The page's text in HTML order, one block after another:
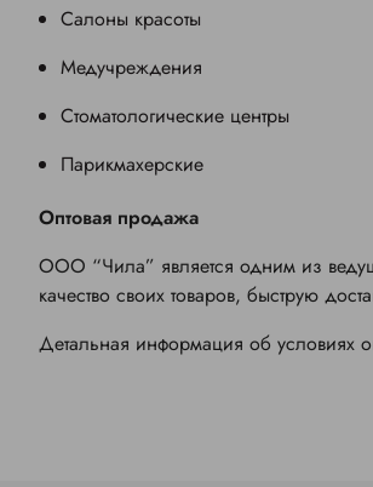
Салоны красоты
Медучреждения
Стоматологические центры
Парикмахерские
Оптовая продажа
ООО “Чила” является одним из
качество своих товаров, быструю
Детальная информация об условиях